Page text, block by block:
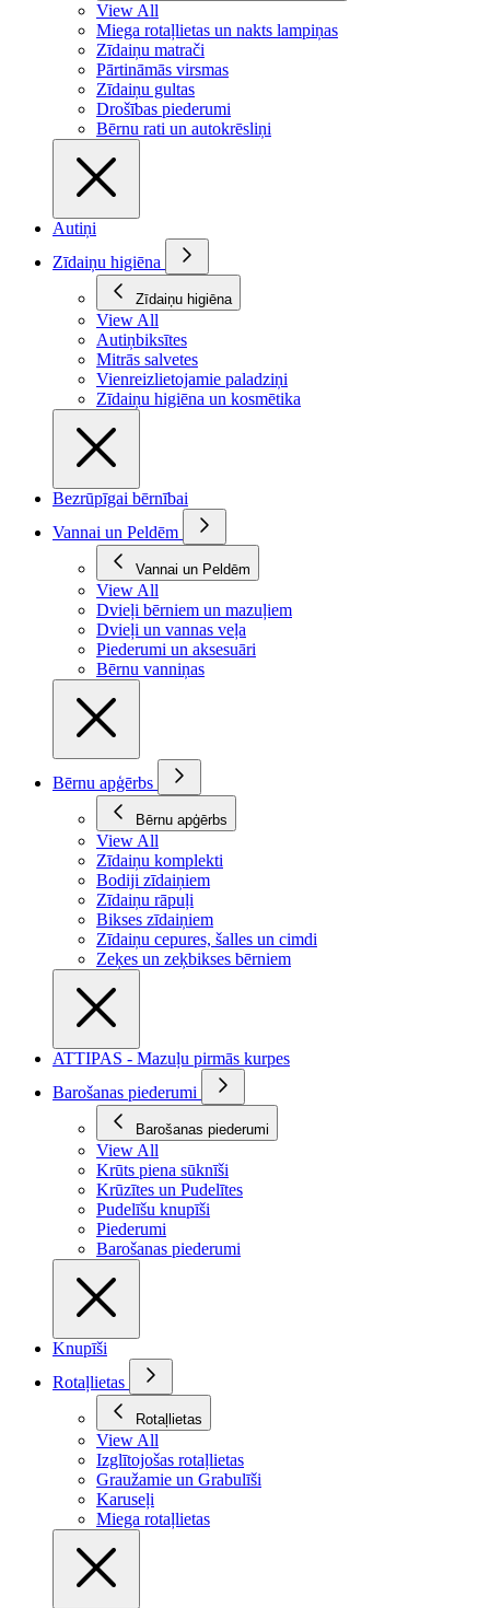
View All
Miega rotaļlietas un nakts lampiņas
Zīdaiņu matrači
Pārtināmās virsmas
Zīdaiņu gultas
Drošības piederumi
Bērnu rati un autokrēsliņi
Autiņi
Zīdaiņu higiēna
Zīdaiņu higiēna
View All
Autiņbiksītes
Mitrās salvetes
Vienreizlietojamie paladziņi
Zīdaiņu higiēna un kosmētika
Bezrūpīgai bērnībai
Vannai un Peldēm
Vannai un Peldēm
View All
Dvieļi bērniem un mazuļiem
Dvieļi un vannas veļa
Piederumi un aksesuāri
Bērnu vanniņas
Bērnu apģērbs
Bērnu apģērbs
View All
Zīdaiņu komplekti
Bodiji zīdaiņiem
Zīdaiņu rāpuļi
Bikses zīdaiņiem
Zīdaiņu cepures, šalles un cimdi
Zeķes un zeķbikses bērniem
ATTIPAS - Mazuļu pirmās kurpes
Barošanas piederumi
Barošanas piederumi
View All
Krūts piena sūknīši
Krūzītes un Pudelītes
Pudelīšu knupīši
Piederumi
Barošanas piederumi
Knupīši
Rotaļlietas
Rotaļlietas
View All
Izglītojošas rotaļlietas
Graužamie un Grabulīši
Karuseļi
Miega rotaļlietas